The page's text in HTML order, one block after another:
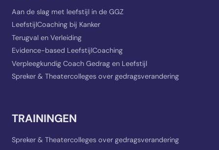
Aan de slag met leefstijl in de GGZ
LeefstijlCoaching bij Kanker
Terugval en Verleiding
Evidence-based LeefstijlCoaching
Verpleegkundig Coach Gedrag en Leefstijl
Spreker & Theatercolleges over gedragsverandering
TRAININGEN
Spreker & Theatercolleges over gedragsverandering